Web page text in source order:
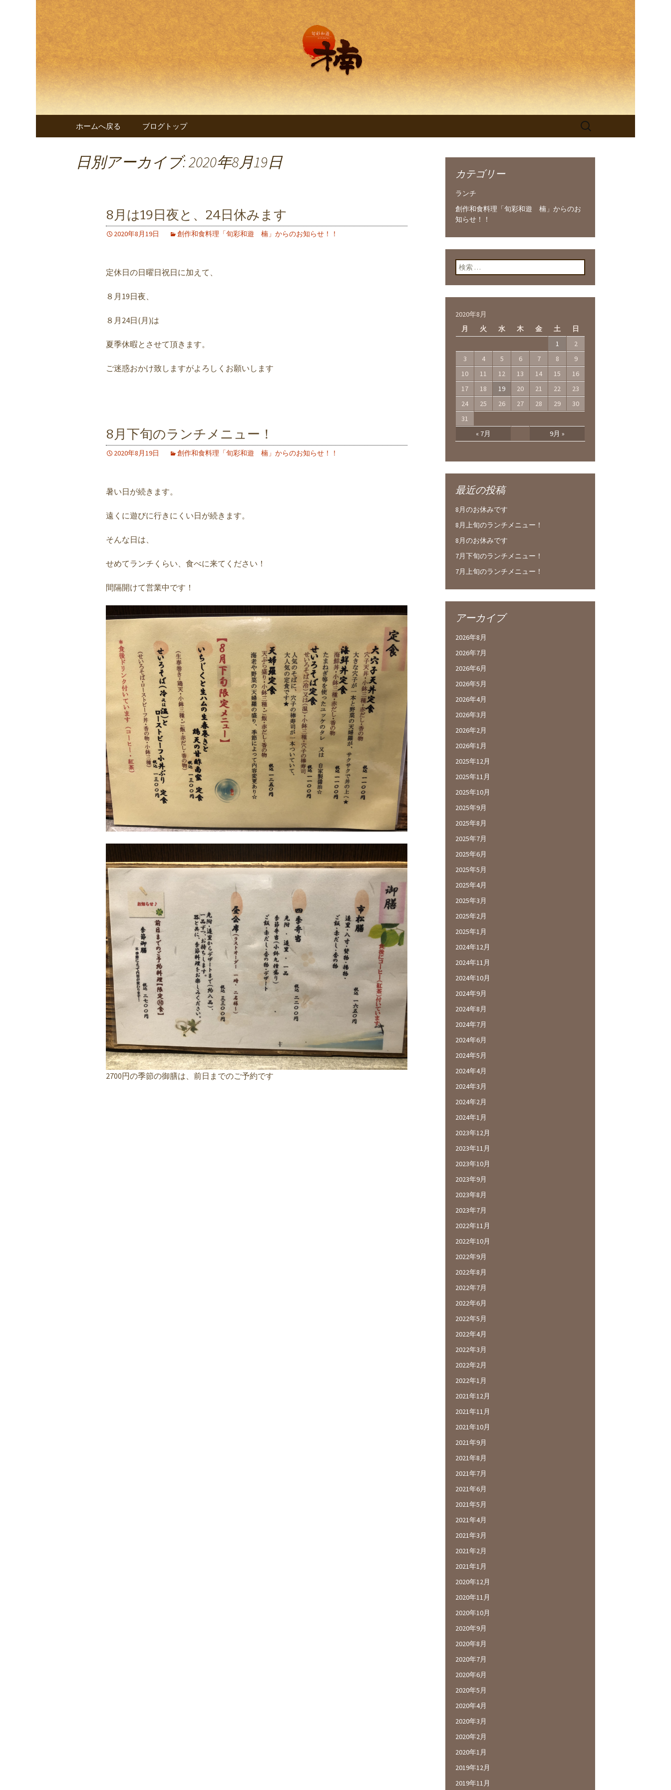
兵庫・西明石の創作和食料理「旬彩和
遊 楠～くすのき～」
兵庫・西明石の創作和食料理 旬彩和遊 楠。
コンテンツへ移動
ホームへ戻る ブログトップ
検
日別アーカイブ: 2020年8月19日
8月は19日夜と、24日休みます
2020年8月19日 創作和食料理「旬彩和遊 楠」からのお知らせ！！
定休日の日曜日祝日に加えて、
８月19日夜、
８月24日(月)は
夏季休暇とさせて頂きます。
ご迷惑おかけ致しますがよろしくお願いします
8月下旬のランチメニュー！
2020年8月19日 創作和食料理「旬彩和遊 楠」からのお知らせ！！
暑い日が続きます。
遠くに遊びに行きにくい日が続きます。
そんな日は、
せめてランチくらい、食べに来てください！
間隔開けて営業中です！
2700円の季節の御膳は、前日までのご予約です
カテゴリー
ランチ
創作和食料理「旬彩和遊 楠」からのお
知らせ！！
検索:
2020年8月
月
火 水 木 金 土 日
« 7月 9月 »
1
2
3
4 5 6 7 8
9
10
11 12 13 14 15
16
17
18 19 20 21 22
23
24
25 26 27 28 29
30
31
最近の投稿
8月のお休みです
8月上旬のランチメニュー！
8月のお休みです
7月下旬のランチメニュー！
7月上旬のランチメニュー！
アーカイブ
2026年8月
2026年7月
2026年6月
2026年5月
2026年4月
2026年3月
2026年2月
2026年1月
2025年12月
2025年11月
2025年10月
2025年9月
2025年8月
2025年7月
2025年6月
2025年5月
2025年4月
2025年3月
2025年2月
2025年1月
2024年12月
2024年11月
2024年10月
2024年9月
2024年8月
2024年7月
2024年6月
2024年5月
2024年4月
2024年3月
2024年2月
2024年1月
2023年12月
2023年11月
2023年10月
2023年9月
2023年8月
2023年7月
2022年11月
2022年10月
2022年9月
2022年8月
2022年7月
2022年6月
2022年5月
2022年4月
2022年3月
2022年2月
2022年1月
2021年12月
2021年11月
2021年10月
2021年9月
2021年8月
2021年7月
2021年6月
2021年5月
2021年4月
2021年3月
2021年2月
2021年1月
2020年12月
2020年11月
2020年10月
2020年9月
2020年8月
2020年7月
2020年6月
2020年5月
2020年4月
2020年3月
2020年2月
2020年1月
2019年12月
2019年11月